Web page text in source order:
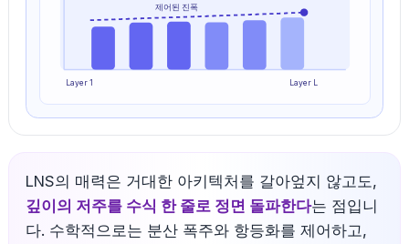
Layer 1 Layer L
제어된 진폭
LNS의 매력은 거대한 아키텍처를 갈아엎지 않고도,
깊이의 저주를 수식 한 줄로 정면 돌파한다는 점입니
다. 수학적으로는 분산 폭주와 항등화를 제어하고,